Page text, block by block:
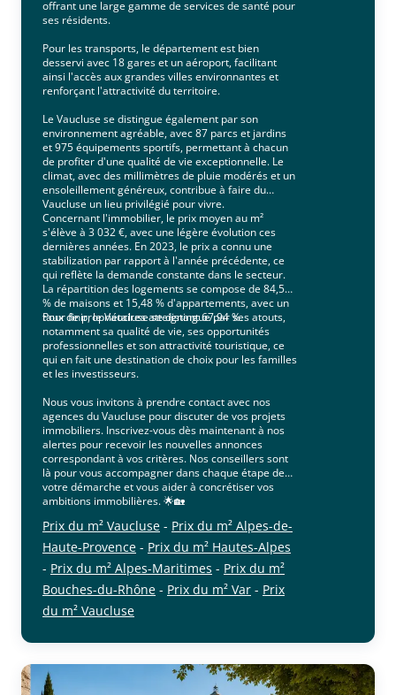
offrant une large gamme de services de santé pour
ses résidents.
Pour les transports, le département est bien
desservi avec 18 gares et un aéroport, facilitant
ainsi l'accès aux grandes villes environnantes et
renforçant l'attractivité du territoire.
Le Vaucluse se distingue également par son
environnement agréable, avec 87 parcs et jardins
et 975 équipements sportifs, permettant à chacun
de profiter d'une qualité de vie exceptionnelle. Le
climat, avec des millimètres de pluie modérés et un
ensoleillement généreux, contribue à faire du
Vaucluse un lieu privilégié pour vivre.
Concernant l'immobilier, le prix moyen au m²
s'élève à 3 032 €, avec une légère évolution ces
dernières années. En 2023, le prix a connu une
stabilization par rapport à l'année précédente, ce
qui reflète la demande constante dans le secteur.
La répartition des logements se compose de 84,52
% de maisons et 15,48 % d'appartements, avec un
taux de propriétaires atteignant 67,94 %.
Pour finir, le Vaucluse se distingue par ses atouts,
notamment sa qualité de vie, ses opportunités
professionnelles et son attractivité touristique, ce
qui en fait une destination de choix pour les familles
et les investisseurs.
Nous vous invitons à prendre contact avec nos
agences du Vaucluse pour discuter de vos projets
immobiliers. Inscrivez-vous dès maintenant à nos
alertes pour recevoir les nouvelles annonces
correspondant à vos critères. Nos conseillers sont
là pour vous accompagner dans chaque étape de
votre démarche et vous aider à concrétiser vos
ambitions immobilières. 🌟🏡
Prix du m² Vaucluse - Prix du m² Alpes-de-
Haute-Provence - Prix du m² Hautes-Alpes
- Prix du m² Alpes-Maritimes - Prix du m²
Bouches-du-Rhône - Prix du m² Var - Prix
du m² Vaucluse